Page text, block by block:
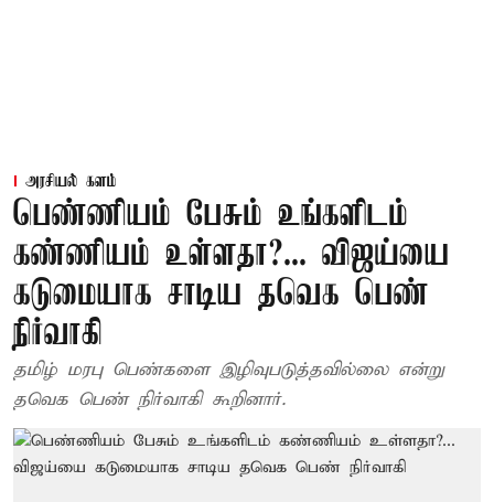
அரசியல் களம்
பெண்ணியம் பேசும் உங்களிடம்
கண்ணியம் உள்ளதா?... விஜய்யை
கடுமையாக சாடிய தவெக பெண்
நிர்வாகி
தமிழ் மரபு பெண்களை இழிவுபடுத்தவில்லை என்று
தவெக பெண் நிர்வாகி கூறினார்.